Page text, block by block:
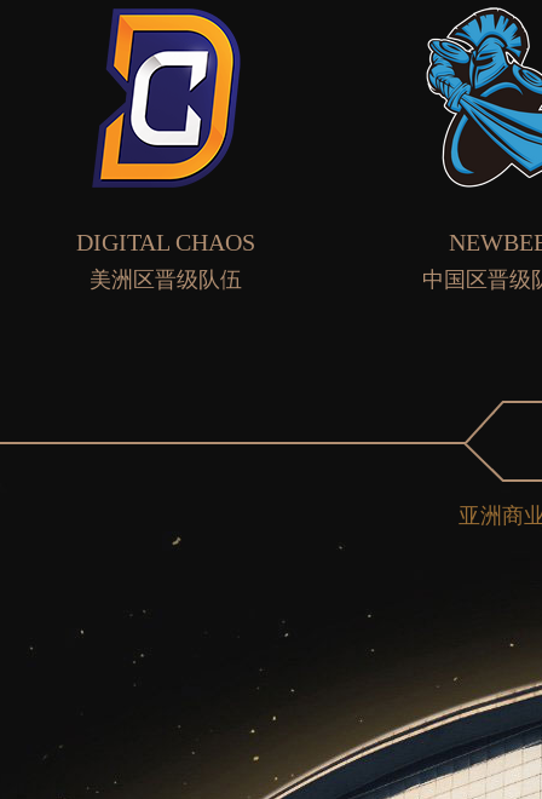
DIGITAL CHAOS
美洲区晋级队伍 中国区晋级
亚洲商